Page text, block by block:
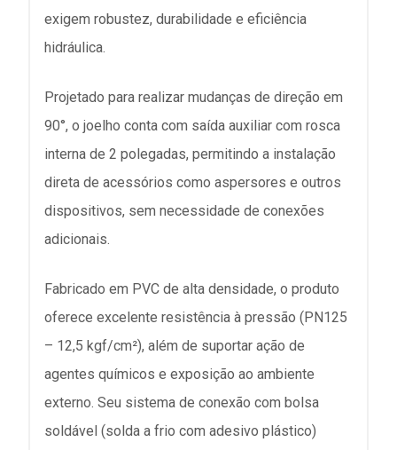
exigem robustez, durabilidade e eficiência
hidráulica.
Projetado para realizar mudanças de direção em
90°, o joelho conta com saída auxiliar com rosca
interna de 2 polegadas, permitindo a instalação
direta de acessórios como aspersores e outros
dispositivos, sem necessidade de conexões
adicionais.
Fabricado em PVC de alta densidade, o produto
oferece excelente resistência à pressão (PN125
– 12,5 kgf/cm²), além de suportar ação de
agentes químicos e exposição ao ambiente
externo. Seu sistema de conexão com bolsa
soldável (solda a frio com adesivo plástico)